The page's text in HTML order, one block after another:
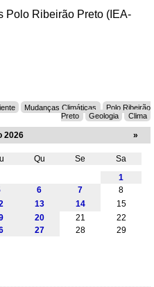
Polo Ribeirão Preto (IEA-
Mudanças Climáticas
Polo Ribeirão
Preto
Geologia Clima
2026 »
Qu Se
Sa
1
6 7
8
13 14
15
20 21
22
27 28
29